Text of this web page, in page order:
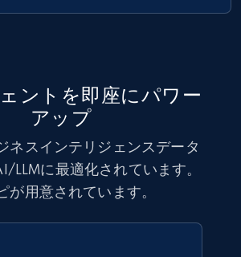
name, Date posted parsed, Job
761+ 今すぐ購入
enriched dataset
ントを即座にパワー
アップ
ネスインテリジェンスデータ
LLMに最適化されています。
が用意されています。